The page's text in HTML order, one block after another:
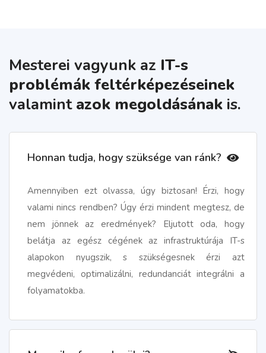
Mesterei vagyunk az IT-s
problémák feltérképezéseinek
valamint azok megoldásának is.
Honnan tudja, hogy szüksége van ránk?
Amennyiben ezt olvassa, úgy biztosan! Érzi, hogy
valami nincs rendben? Úgy érzi mindent megtesz, de
nem jönnek az eredmények? Eljutott oda, hogy
belátja az egész cégének az infrastruktúrája IT-s
alapokon nyugszik, s szükségesnek érzi azt
megvédeni, optimalizálni, redundanciát integrálni a
folyamatokba.